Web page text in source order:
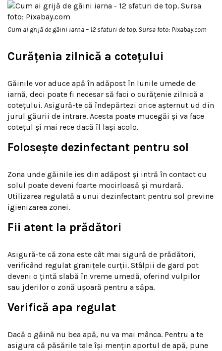
Cum ai grijă de găini iarna – 12 sfaturi de top. Sursa foto: Pixabay.com
Curățenia zilnică a cotețului
Găinile vor aduce apă în adăpost în lunile umede de
iarnă, deci poate fi necesar să faci o curățenie zilnică a
cotețului. Asigură-te că îndepărtezi orice așternut ud din
jurul găurii de intrare. Acesta poate mucegăi și va face
cotețul și mai rece dacă îl lași acolo.
Folosește dezinfectant pentru sol
Zona unde găinile ies din adăpost și intră în contact cu
solul poate deveni foarte mocirloasă și murdară.
Utilizarea regulată a unui dezinfectant pentru sol previne
igienizarea zonei.
Fii atent la prădători
Asigură-te că zona este cât mai sigură de prădători,
verificând regulat granițele curții. Stâlpii de gard pot
deveni o țintă slabă în vreme umedă, oferind vulpilor
sau jderilor o zonă ușoară pentru a săpa.
Verifică apa regulat
Dacă o găină nu bea apă, nu va mai mânca. Pentru a te
asigura că păsările tale își mențin aportul de apă, pune